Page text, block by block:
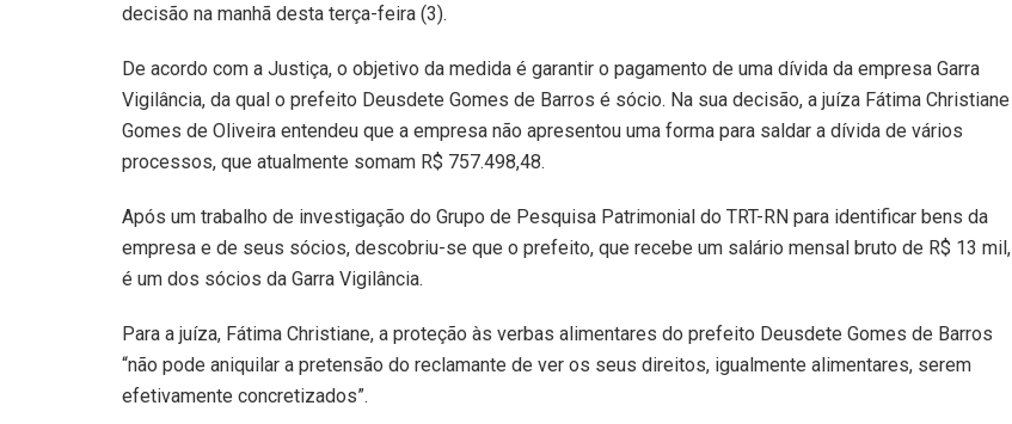
decisão na manhã desta terça-feira (3).
De acordo com a Justiça, o objetivo da medida é garantir o pagamento de uma dívida da empresa Garra
Vigilância, da qual o prefeito Deusdete Gomes de Barros é sócio. Na sua decisão, a juíza Fátima Christiane
Gomes de Oliveira entendeu que a empresa não apresentou uma forma para saldar a dívida de vários
processos, que atualmente somam R$ 757.498,48.
Após um trabalho de investigação do Grupo de Pesquisa Patrimonial do TRT-RN para identificar bens da
empresa e de seus sócios, descobriu-se que o prefeito, que recebe um salário mensal bruto de R$ 13 mil,
é um dos sócios da Garra Vigilância.
Para a juíza, Fátima Christiane, a proteção às verbas alimentares do prefeito Deusdete Gomes de Barros
“não pode aniquilar a pretensão do reclamante de ver os seus direitos, igualmente alimentares, serem
efetivamente concretizados”.